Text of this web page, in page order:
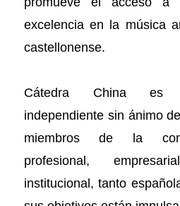
excelencia en la música
castellonense.
Cátedra China es
independiente sin ánimo
miembros de la
profesional,
institucional, tanto